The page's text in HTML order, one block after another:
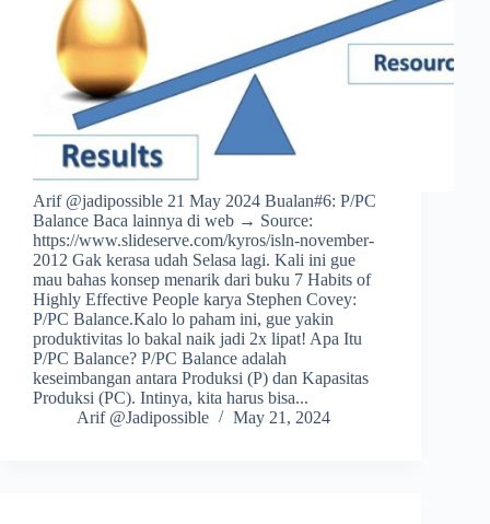
Arif @jadipossible 21 May 2024 Bualan#6: P/PC
Balance Baca lainnya di web → Source:
https://www.slideserve.com/kyros/isln-november-
2012 Gak kerasa udah Selasa lagi. Kali ini gue
mau bahas konsep menarik dari buku 7 Habits of
Highly Effective People karya Stephen Covey:
P/PC Balance.Kalo lo paham ini, gue yakin
produktivitas lo bakal naik jadi 2x lipat! Apa Itu
P/PC Balance? P/PC Balance adalah
keseimbangan antara Produksi (P) dan Kapasitas
Produksi (PC). Intinya, kita harus bisa...
Arif @Jadipossible
May 21, 2024